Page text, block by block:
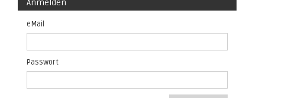
Anmelden
eMail
Passwort